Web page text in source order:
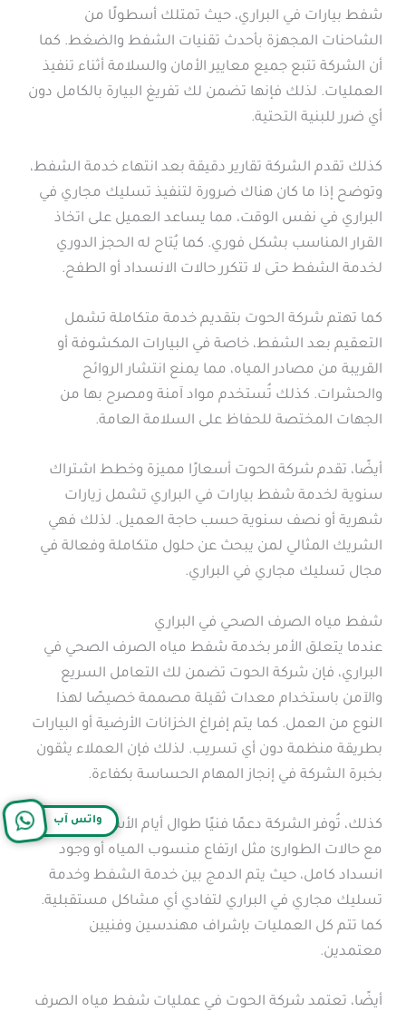
شفط بيارات في البراري، حيث تمتلك أسطولًا من
الشاحنات المجهزة بأحدث تقنيات الشفط والضغط. كما
أن الشركة تتبع جميع معايير الأمان والسلامة أثناء تنفيذ
العمليات. لذلك فإنها تضمن لك تفريغ البيارة بالكامل دون
أي ضرر للبنية التحتية.
كذلك تقدم الشركة تقارير دقيقة بعد انتهاء خدمة الشفط،
وتوضح إذا ما كان هناك ضرورة لتنفيذ تسليك مجاري في
البراري في نفس الوقت، مما يساعد العميل على اتخاذ
القرار المناسب بشكل فوري. كما يُتاح له الحجز الدوري
لخدمة الشفط حتى لا تتكرر حالات الانسداد أو الطفح.
كما تهتم شركة الحوت بتقديم خدمة متكاملة تشمل
التعقيم بعد الشفط، خاصة في البيارات المكشوفة أو
القريبة من مصادر المياه، مما يمنع انتشار الروائح
والحشرات. كذلك تُستخدم مواد آمنة ومصرح بها من
الجهات المختصة للحفاظ على السلامة العامة.
أيضًا، تقدم شركة الحوت أسعارًا مميزة وخطط اشتراك
سنوية لخدمة شفط بيارات في البراري تشمل زيارات
شهرية أو نصف سنوية حسب حاجة العميل. لذلك فهي
الشريك المثالي لمن يبحث عن حلول متكاملة وفعالة في
مجال تسليك مجاري في البراري.
شفط مياه الصرف الصحي في البراري
عندما يتعلق الأمر بخدمة شفط مياه الصرف الصحي في
البراري، فإن شركة الحوت تضمن لك التعامل السريع
والآمن باستخدام معدات ثقيلة مصممة خصيصًا لهذا
النوع من العمل. كما يتم إفراغ الخزانات الأرضية أو البيارات
بطريقة منظمة دون أي تسريب. لذلك فإن العملاء يثقون
بخبرة الشركة في إنجاز المهام الحساسة بكفاءة.
كذلك، تُوفر الشركة دعمًا فنيًا طوال أيام الأسبوع للتعامل
مع حالات الطوارئ مثل ارتفاع منسوب المياه أو وجود
انسداد كامل، حيث يتم الدمج بين خدمة الشفط وخدمة
تسليك مجاري في البراري لتفادي أي مشاكل مستقبلية.
كما تتم كل العمليات بإشراف مهندسين وفنيين
معتمدين.
أيضًا، تعتمد شركة الحوت في عمليات شفط مياه الصرف
واتس آب